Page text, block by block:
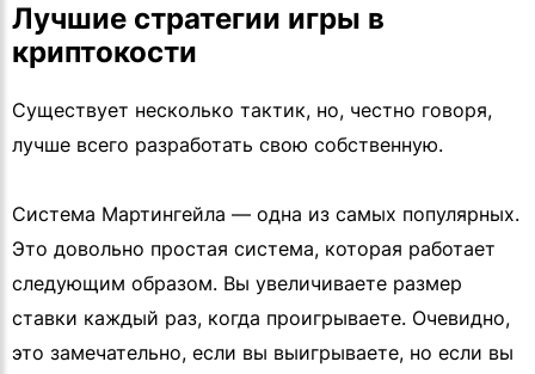
Лучшие стратегии игры в
криптокости
Существует несколько тактик, но, честно говоря,
лучше всего разработать свою собственную.
Система Мартингейла — одна из самых популярных.
Это довольно простая система, которая работает
следующим образом. Вы увеличиваете размер
ставки каждый раз, когда проигрываете. Очевидно,
это замечательно, если вы выигрываете, но если вы